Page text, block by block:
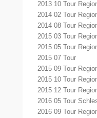
2013 10 Tour
2014 02 Tour
2014 08 Tour
2015 03 Tour
2015 05 Tour
2015 07 Tour
2015 09 Tour
2015 10 Tour
2015 12 Tour
2016 05 Tour
2016 09 Tour